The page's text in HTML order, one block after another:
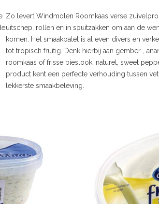
Zo levert Windmolen Roomkaas verse
uitschep, rollen en in spuitzakken om aan de
komen. Het smaakpalet is al even divers en
tot tropisch fruitig. Denk hierbij aan gember-,
roomkaas of frisse bieslook, naturel, sweet
product kent een perfecte verhouding tussen
lekkerste smaakbeleving.